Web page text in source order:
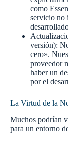
como
servicio no
versión):
cero».
proveedor
haber un
por el
La Virtud de la
Muchos podrían
para un entorno